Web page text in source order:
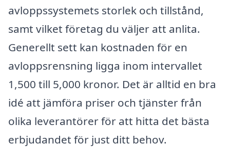
avloppssystemets storlek och tillstånd,
samt vilket företag du väljer att anlita.
Generellt sett kan kostnaden för en
avloppsrensning ligga inom intervallet
1,500 till 5,000 kronor. Det är alltid en bra
idé att jämföra priser och tjänster från
olika leverantörer för att hitta det bästa
erbjudandet för just ditt behov.